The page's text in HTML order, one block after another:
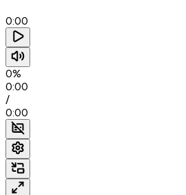
0:00
0%
0:00
/
0:00